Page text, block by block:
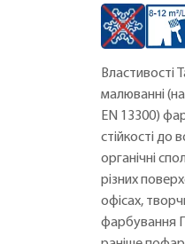
Властивості
малюванні
EN 13300)
стійкості до
органічні
різних
офісах,
фарбування